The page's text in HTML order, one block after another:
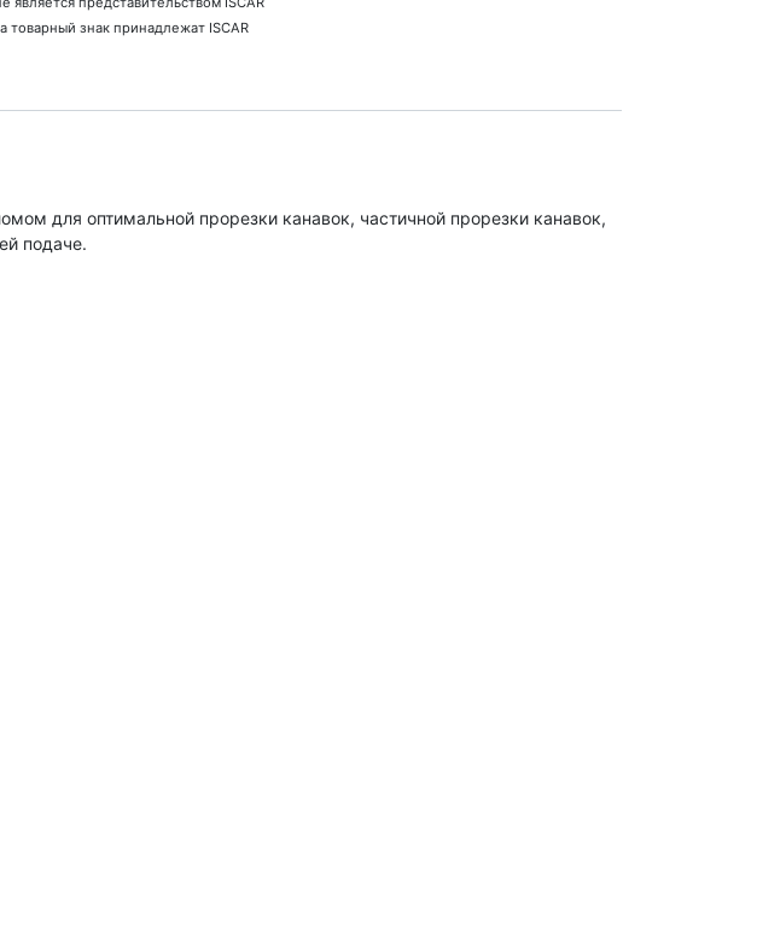
товарный знак принадлежат ISCAR
для оптимальной прорезки канавок, частичной прорезки канавок,
подаче.